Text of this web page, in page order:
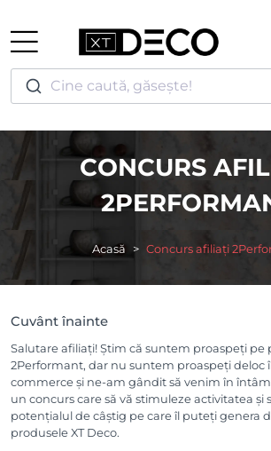
Cine caută, găsește!
CONCURS
Acasă Concurs afiliați
Cuvânt înainte
Salutare afiliați! Știm că suntem proaspeți pe
2Performant, dar nu suntem proaspeți deloc
commerce și ne-am gândit să venim în
un concurs care să vă stimuleze activitatea și
potențialul de câștig pe care îl puteți genera
produsele XT Deco.